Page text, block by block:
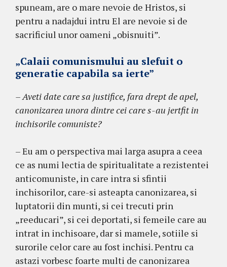
spuneam, are o mare nevoie de Hristos, si
pentru a nadajdui intru El are nevoie si de
sacrificiul unor oameni „obisnuiti”.
„Calaii comunismului au slefuit o
generatie capabila sa ierte”
– Aveti date care sa justifice, fara drept de apel,
canonizarea unora dintre cei care s-au jertfit in
inchisorile comuniste?
– Eu am o perspectiva mai larga asupra a ceea
ce as numi lectia de spiritualitate a rezistentei
anticomuniste, in care intra si sfintii
inchisorilor, care-si asteapta canonizarea, si
luptatorii din munti, si cei trecuti prin
„reeducari”, si cei deportati, si femeile care au
intrat in inchisoare, dar si mamele, sotiile si
surorile celor care au fost inchisi. Pentru ca
astazi vorbesc foarte multi de canonizarea